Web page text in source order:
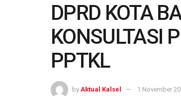
DPRD KOTA
KONSULTASI
PPTKL
by Aktual Kalsel 1 November